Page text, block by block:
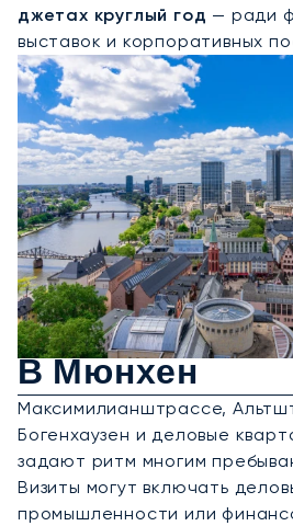
джетах круглый год — ради
выставок и корпоративных
Аренда
В Мюнхен
Максимилианштрассе,
Богенхаузен и деловые
задают ритм многим
Визиты могут включать
промышленности или